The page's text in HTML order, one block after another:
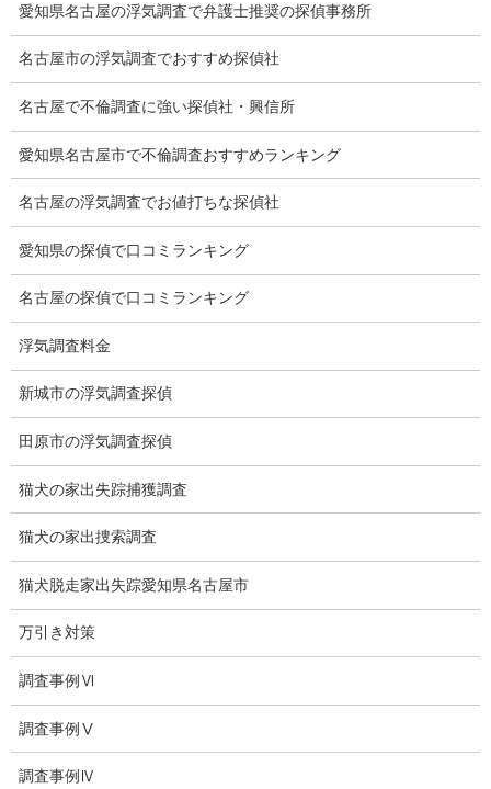
調査員の人数（浮気調査）
調査プランのご依頼の割合
慰謝料の相場
離婚手続
探偵社の要点
有責配偶者からの離婚
浮気をする人
探偵社の選び方
浮気度チェック
会社案内
探偵業法
法令遵守
推奨・提携法律事務所
ブログ
愛知県名古屋の浮気調査で弁護士推奨の探偵事務所
名古屋市の浮気調査でおすすめ探偵社
名古屋で不倫調査に強い探偵社・興信所
愛知県名古屋市で不倫調査おすすめランキング
名古屋の浮気調査でお値打ちな探偵社
愛知県の探偵で口コミランキング
名古屋の探偵で口コミランキング
浮気調査料金
新城市の浮気調査探偵
田原市の浮気調査探偵
猫犬の家出失踪捕獲調査
猫犬の家出捜索調査
猫犬脱走家出失踪愛知県名古屋市
万引き対策
調査事例Ⅵ
調査事例Ⅴ
調査事例Ⅳ